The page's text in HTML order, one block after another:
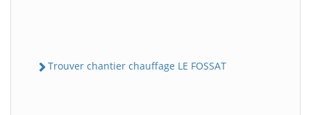
Trouver chantier chauffage LE FOSSAT